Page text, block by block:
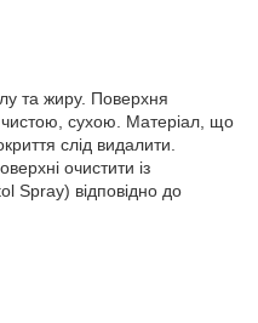
та жиру. Поверхня
сухою. Матеріал, що
слід видалити.
очистити із
Spray) відповідно до